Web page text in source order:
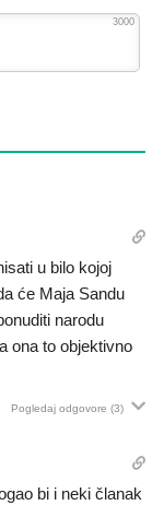
3000
u bilo kojoj
će Maja Sandu
narodu
ona to objektivno
Pogledaj odgovore (3)
bi i neki članak